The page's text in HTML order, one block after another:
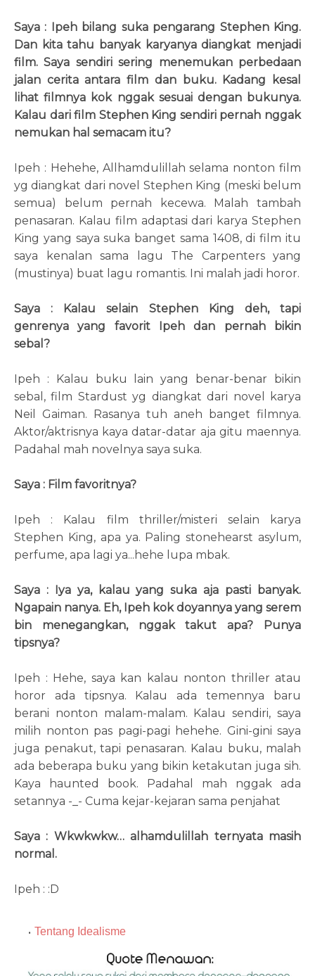
Saya : Ipeh bilang suka pengarang Stephen King.
Dan kita tahu banyak karyanya diangkat menjadi
film. Saya sendiri sering menemukan perbedaan
jalan cerita antara film dan buku. Kadang kesal
lihat filmnya kok nggak sesuai dengan bukunya.
Kalau dari film Stephen King sendiri pernah nggak
nemukan hal semacam itu?
Ipeh : Hehehe, Allhamdulillah selama nonton film
yg diangkat dari novel Stephen King (meski belum
semua) belum pernah kecewa. Malah tambah
penasaran. Kalau film adaptasi dari karya Stephen
King yang saya suka banget sama 1408, di film itu
saya kenalan sama lagu The Carpenters yang
(mustinya) buat lagu romantis. Ini malah jadi horor.
Saya : Kalau selain Stephen King deh, tapi
genrenya yang favorit Ipeh dan pernah bikin
sebal?
Ipeh : Kalau buku lain yang benar-benar bikin
sebal, film Stardust yg diangkat dari novel karya
Neil Gaiman. Rasanya tuh aneh banget filmnya.
Aktor/aktrisnya kaya datar-datar aja gitu maennya.
Padahal mah novelnya saya suka.
Saya : Film favoritnya?
Ipeh : Kalau film thriller/misteri selain karya
Stephen King, apa ya. Paling stonehearst asylum,
perfume, apa lagi ya...hehe lupa mbak.
Saya : Iya ya, kalau yang suka aja pasti banyak.
Ngapain nanya. Eh, Ipeh kok doyannya yang serem
bin menegangkan, nggak takut apa? Punya
tipsnya?
Ipeh : Hehe, saya kan kalau nonton thriller atau
horor ada tipsnya. Kalau ada temennya baru
berani nonton malam-malam. Kalau sendiri, saya
milih nonton pas pagi-pagi hehehe. Gini-gini saya
juga penakut, tapi penasaran. Kalau buku, malah
ada beberapa buku yang bikin ketakutan juga sih.
Kaya haunted book. Padahal mah nggak ada
setannya -_- Cuma kejar-kejaran sama penjahat
Saya : Wkwkwkw… alhamdulillah ternyata masih
normal.
Ipeh : :D
Tentang Idealisme